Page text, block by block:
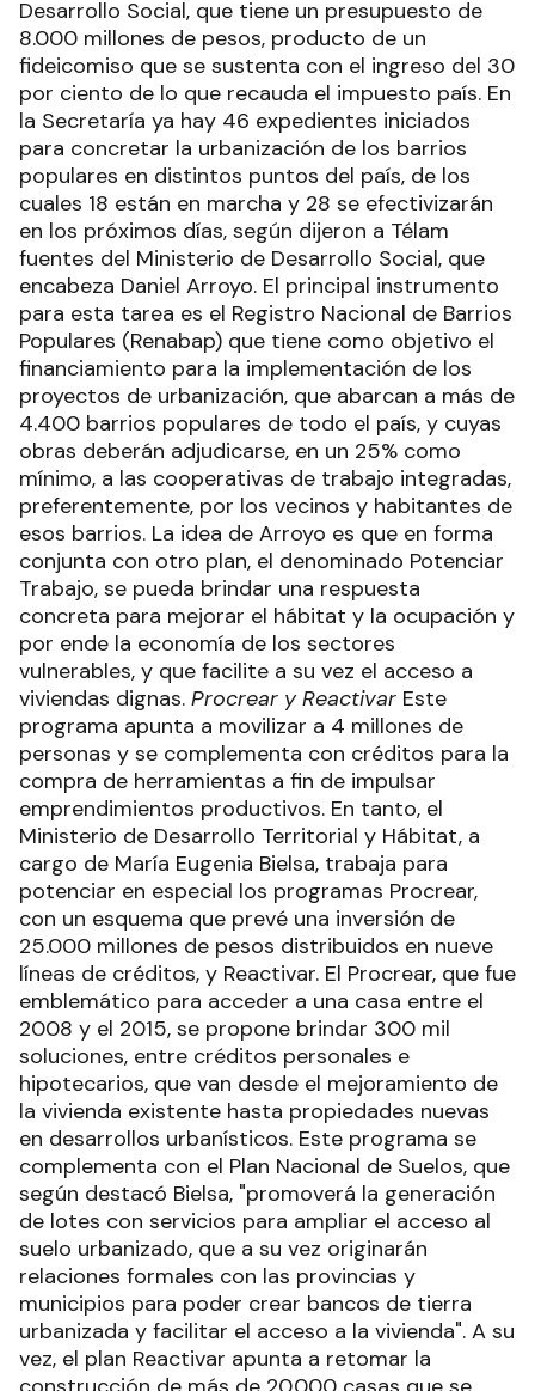
Desarrollo Social, que tiene un presupuesto de
8.000 millones de pesos, producto de un
fideicomiso que se sustenta con el ingreso del 30
por ciento de lo que recauda el impuesto país. En
la Secretaría ya hay 46 expedientes iniciados
para concretar la urbanización de los barrios
populares en distintos puntos del país, de los
cuales 18 están en marcha y 28 se efectivizarán
en los próximos días, según dijeron a Télam
fuentes del Ministerio de Desarrollo Social, que
encabeza Daniel Arroyo. El principal instrumento
para esta tarea es el Registro Nacional de Barrios
Populares (Renabap) que tiene como objetivo el
financiamiento para la implementación de los
proyectos de urbanización, que abarcan a más de
4.400 barrios populares de todo el país, y cuyas
obras deberán adjudicarse, en un 25% como
mínimo, a las cooperativas de trabajo integradas,
preferentemente, por los vecinos y habitantes de
esos barrios. La idea de Arroyo es que en forma
conjunta con otro plan, el denominado Potenciar
Trabajo, se pueda brindar una respuesta
concreta para mejorar el hábitat y la ocupación y
por ende la economía de los sectores
vulnerables, y que facilite a su vez el acceso a
viviendas dignas. Procrear y Reactivar Este
programa apunta a movilizar a 4 millones de
personas y se complementa con créditos para la
compra de herramientas a fin de impulsar
emprendimientos productivos. En tanto, el
Ministerio de Desarrollo Territorial y Hábitat, a
cargo de María Eugenia Bielsa, trabaja para
potenciar en especial los programas Procrear,
con un esquema que prevé una inversión de
25.000 millones de pesos distribuidos en nueve
líneas de créditos, y Reactivar. El Procrear, que fue
emblemático para acceder a una casa entre el
2008 y el 2015, se propone brindar 300 mil
soluciones, entre créditos personales e
hipotecarios, que van desde el mejoramiento de
la vivienda existente hasta propiedades nuevas
en desarrollos urbanísticos. Este programa se
complementa con el Plan Nacional de Suelos, que
según destacó Bielsa, "promoverá la generación
de lotes con servicios para ampliar el acceso al
suelo urbanizado, que a su vez originarán
relaciones formales con las provincias y
municipios para poder crear bancos de tierra
urbanizada y facilitar el acceso a la vivienda". A su
vez, el plan Reactivar apunta a retomar la